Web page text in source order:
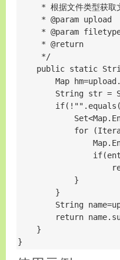
* 根据文件类型获
     * @param upload
* @param
     * @return
     */
public static
Map
String str =
for
            }
        }
String
return
    }
}